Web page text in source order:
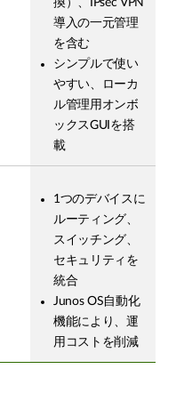
換）、IPsec VPN
導入の一元管理
を含む
シンプルで使い
やすい、ローカ
ル管理用オンボ
ックスGUIを搭
載
1つのデバイスに
ルーティング、
スイッチング、
セキュリティを
統合
Junos OS自動化
機能により、運
用コストを削減